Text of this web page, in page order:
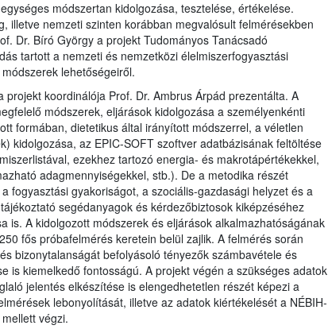
módszertan kidolgozása, tesztelése, értékelése.
illetve nemzeti szinten korábban megvalósult felmérésekben
Dr. Bíró György a projekt Tudományos Tanácsadó
tartott a nemzeti és nemzetközi élelmiszerfogyasztási
lehetőségeiről.
projekt koordinálója Prof. Dr. Ambrus Árpád prezentálta. A
módszerek, eljárások kidolgozása a személyenkénti
formában, dietetikus által irányított módszerrel, a véletlen
kidolgozása, az EPIC-SOFT szoftver adatbázisának feltöltése
ezekhez tartozó energia- és makrotápértékekkel,
adagmennyiségekkel, stb.). De a metodika részét
fogyasztási gyakoriságot, a szociális-gazdasági helyzet és a
segédanyagok és kérdezőbiztosok kiképzéséhez
is. A kidolgozott módszerek és eljárások alkalmazhatóságának
fős próbafelmérés keretein belül zajlik. A felmérés során
bizonytalanságát befolyásoló tényezők számbavétele és
is kiemelkedő fontosságú. A projekt végén a szükséges adatok
jelentés elkészítése is elengedhetetlen részét képezi a
lebonyolítását, illetve az adatok kiértékelését a NÉBIH-
végzi.